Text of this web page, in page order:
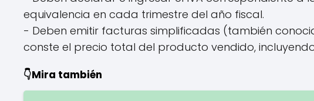
equivalencia en cada trimestre del año fiscal.
- Deben emitir facturas simplificadas (también
conste el precio total del producto vendido,
👇Mira también